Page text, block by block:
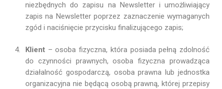
niezbędnych do zapisu na Newsletter i umożliwiający
zapis na Newsletter poprzez zaznaczenie wymaganych
zgód i naciśnięcie przycisku finalizującego zapis;
Klient – osoba fizyczna, która posiada pełną zdolność
do czynności prawnych, osoba fizyczna prowadząca
działalność gospodarczą, osoba prawna lub jednostka
organizacyjna nie będącą osobą prawną, której przepisy